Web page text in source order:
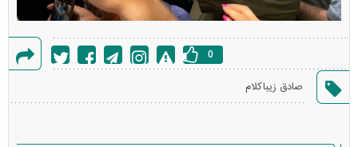
خطا
0
صادق زیباکلام